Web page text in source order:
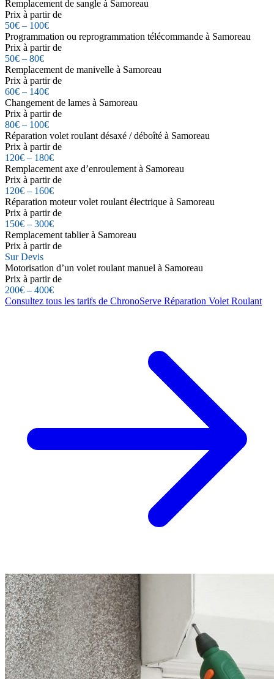
Remplacement de sangle à Samoreau
Prix à partir de
50€ – 100€
Programmation ou reprogrammation télécommande à Samoreau
Prix à partir de
50€ – 80€
Remplacement de manivelle à Samoreau
Prix à partir de
60€ – 140€
Changement de lames à Samoreau
Prix à partir de
80€ – 100€
Réparation volet roulant désaxé / déboîté à Samoreau
Prix à partir de
120€ – 180€
Remplacement axe d’enroulement à Samoreau
Prix à partir de
120€ – 160€
Réparation moteur volet roulant électrique à Samoreau
Prix à partir de
150€ – 300€
Remplacement tablier à Samoreau
Prix à partir de
Sur Devis
Motorisation d’un volet roulant manuel à Samoreau
Prix à partir de
200€ – 400€
Consultez tous les tarifs de ChronoServe Réparation Volet Roulant